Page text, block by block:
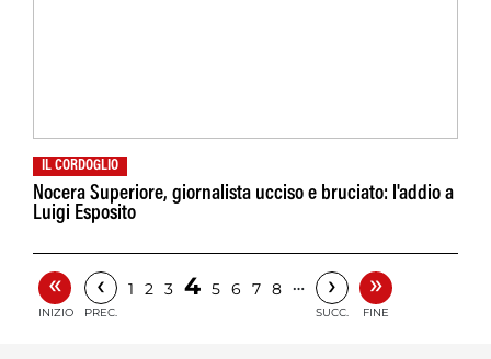
IL CORDOGLIO
Nocera Superiore, giornalista ucciso e bruciato: l'addio a
Luigi Esposito
«
INIZIO
‹
PREC.
1 2 3 4 5 6 7 8 … ›
SUCC.
»
FINE